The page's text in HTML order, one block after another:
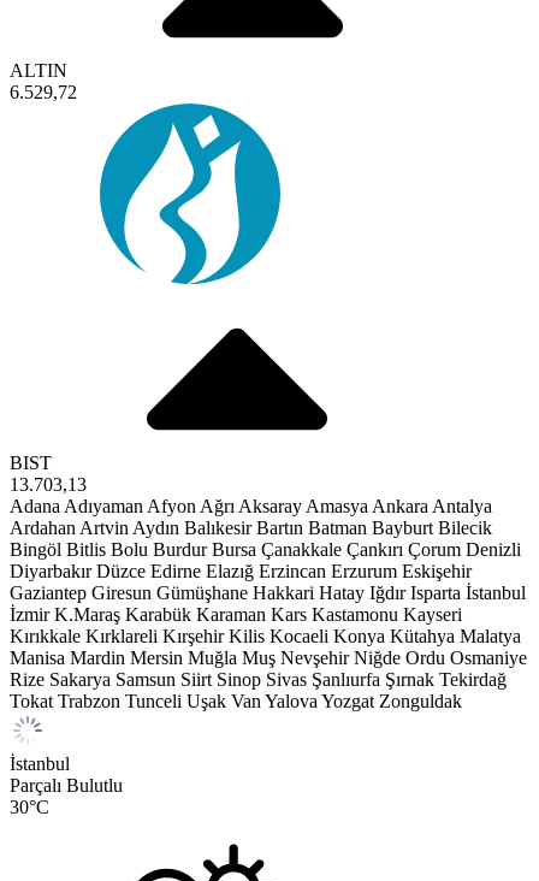
ALTIN
6.529,72
BIST
13.703,13
Adana Adıyaman Afyon Ağrı Aksaray Amasya Ankara Antalya
Ardahan Artvin Aydın Balıkesir Bartın Batman Bayburt Bilecik
Bingöl Bitlis Bolu Burdur Bursa Çanakkale Çankırı Çorum Denizli
Diyarbakır Düzce Edirne Elazığ Erzincan Erzurum Eskişehir
Gaziantep Giresun Gümüşhane Hakkari Hatay Iğdır Isparta İstanbul
İzmir K.Maraş Karabük Karaman Kars Kastamonu Kayseri
Kırıkkale Kırklareli Kırşehir Kilis Kocaeli Konya Kütahya Malatya
Manisa Mardin Mersin Muğla Muş Nevşehir Niğde Ordu Osmaniye
Rize Sakarya Samsun Siirt Sinop Sivas Şanlıurfa Şırnak Tekirdağ
Tokat Trabzon Tunceli Uşak Van Yalova Yozgat Zonguldak
İstanbul
Parçalı Bulutlu
30°C